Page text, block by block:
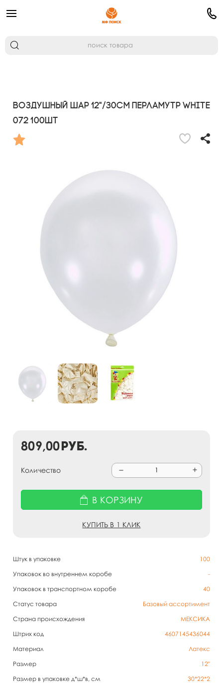
Воздушный шар 12"/30см Перламутр WHITE
072 100шт
Штук в упаковке
100
Упаковок во внутреннем коробе
-
Упаковок в транспортном коробе
40
Статус товара
Базовый ассортимент
Страна происхождения
МЕКСИКА
Штрих код
4607145436044
Материал
Латекс
Размер
12"
Размер в упаковке д*ш*в, см
30*22*2
809,00руб.
Количество
В КОРЗИНУ
КУПИТЬ В 1 КЛИК